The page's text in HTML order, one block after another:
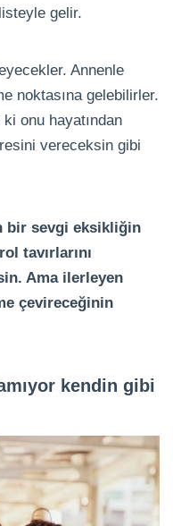
gelir.
Annenle
noktasına gelebilirler.
onu hayatından
vereceksin gibi
bir sevgi eksikliğin
tavırlarını
Ama ilerleyen
çevireceğinin
kendin gibi